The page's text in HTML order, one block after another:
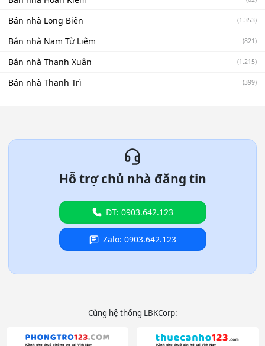
Bán nhà Long Biên (1.353)
Bán nhà Nam Từ Liêm (821)
Bán nhà Thanh Xuân (1.215)
Bán nhà Thanh Trì (399)
Hỗ trợ chủ nhà đăng tin
ĐT: 0903.642.123
Zalo: 0903.642.123
Cùng hệ thống LBKCorp: